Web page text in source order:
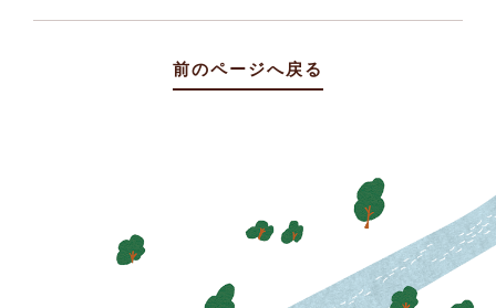
前のページへ戻る